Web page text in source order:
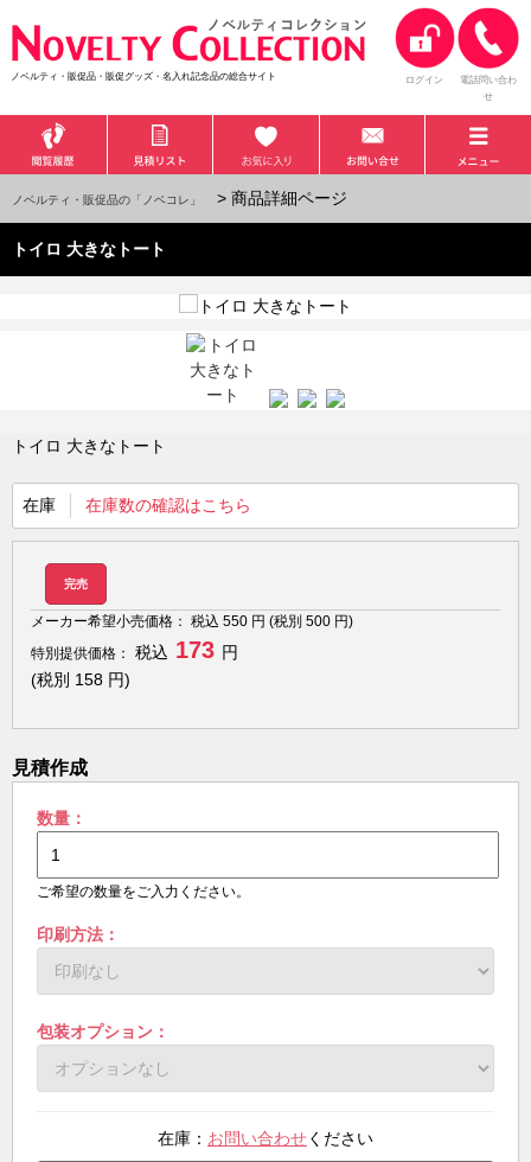
ノベルティ・販促品・販促グッズ・名入れ記念品の総合サイト ログイン
電話問い合わ
せ
ノベルティ・販促品の「ノベコレ」 > 商品詳細ページ
トイロ 大きなトート
トイロ 大きなトート
在庫 在庫数の確認はこちら
完売
メーカー希望小売価格： 税込 550 円 (税別 500 円)
特別提供価格：
税込 173 円
(税別 158 円)
見積作成
数量：
ご希望の数量をご入力ください。
印刷方法：
包装オプション：
在庫： お問い合わせください